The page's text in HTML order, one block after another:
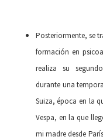
Posteriormente, se
formación en
realiza su
durante una
Suiza, época en la
Vespa, en la que
mi madre desde